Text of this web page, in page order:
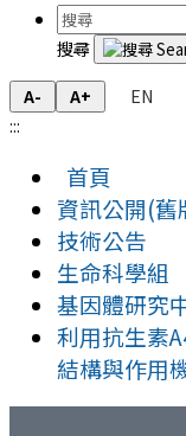
搜尋
A- A+
EN
:::
首頁
資訊公開(舊
技術公告
生命科學組
基因體研究
利用抗生素
結構與作用